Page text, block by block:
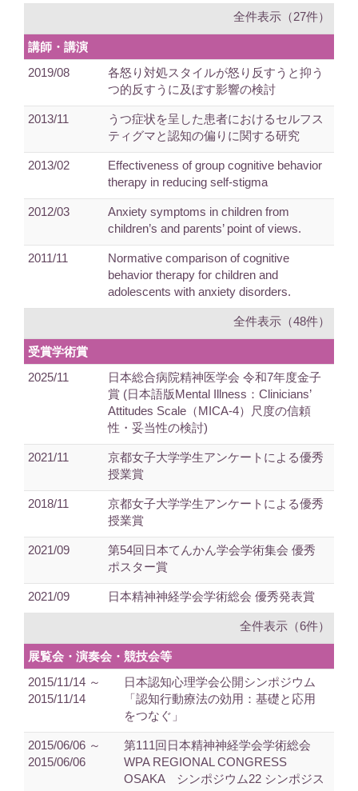
全件表示（27件）
講師・講演
2019/08
各怒り対処スタイルが怒り反すうと抑う
つ的反すうに及ぼす影響の検討
2013/11
うつ症状を呈した患者におけるセルフス
ティグマと認知の偏りに関する研究
2013/02
Effectiveness of group cognitive behavior
therapy in reducing self-stigma
2012/03
Anxiety symptoms in children from
children’s and parents’ point of views.
2011/11
Normative comparison of cognitive
behavior therapy for children and
adolescents with anxiety disorders.
全件表示（48件）
受賞学術賞
2025/11
日本総合病院精神医学会 令和7年度金子
賞 (日本語版Mental Illness：Clinicians’
Attitudes Scale（MICA-4）尺度の信頼
性・妥当性の検討)
2021/11
京都女子大学学生アンケートによる優秀
授業賞
2018/11
京都女子大学学生アンケートによる優秀
授業賞
2021/09
第54回日本てんかん学会学術集会 優秀
ポスター賞
2021/09 日本精神神経学会学術総会 優秀発表賞
全件表示（6件）
展覧会・演奏会・競技会等
2015/11/14 ～
2015/11/14
日本認知心理学会公開シンポジウム
「認知行動療法の効用：基礎と応用
をつなぐ」
2015/06/06 ～
2015/06/06
第111回日本精神神経学会学術総会
WPA REGIONAL CONGRESS
OSAKA シンポジウム22 シンポジス